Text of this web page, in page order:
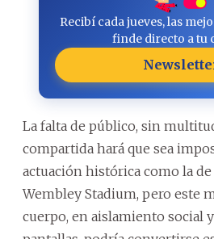
Recibí cada jueves, las
finde directo a tu
La falta de público, sin
compartida hará que sea
actuación histórica como la de
Wembley Stadium, pero este
cuerpo, en aislamiento social